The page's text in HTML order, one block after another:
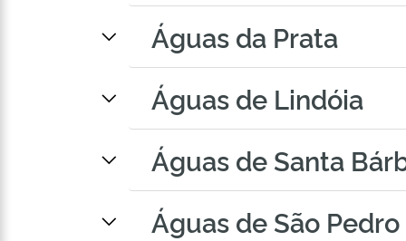
Águas da Prata
Águas de Lindóia
Águas de Santa
Águas de São Pedro